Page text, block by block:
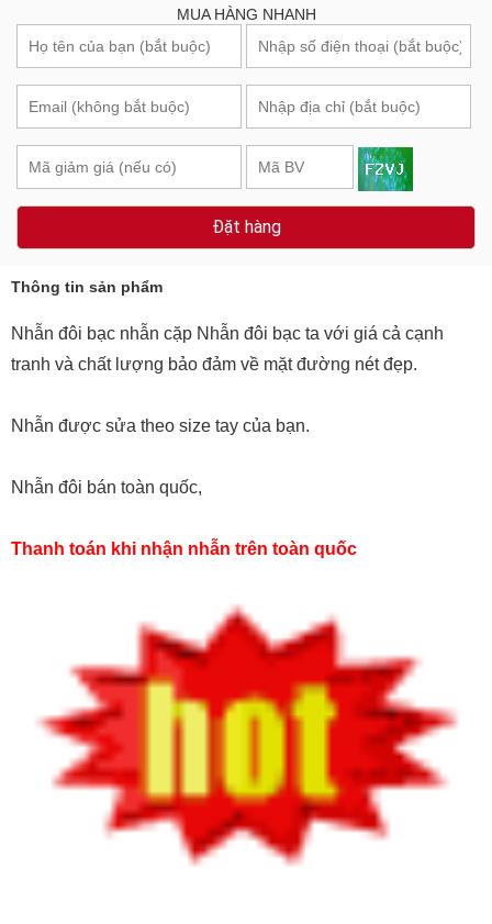
MUA HÀNG NHANH
Đặt hàng
Thông tin sản phẩm
Nhẫn đôi bạc nhẫn cặp Nhẫn đôi bạc ta với giá cả cạnh
tranh và chất lượng bảo đảm về mặt đường nét đẹp.
Nhẫn được sửa theo size tay của bạn.
Nhẫn đôi bán toàn quốc,
Thanh toán khi nhận nhẫn trên toàn quốc